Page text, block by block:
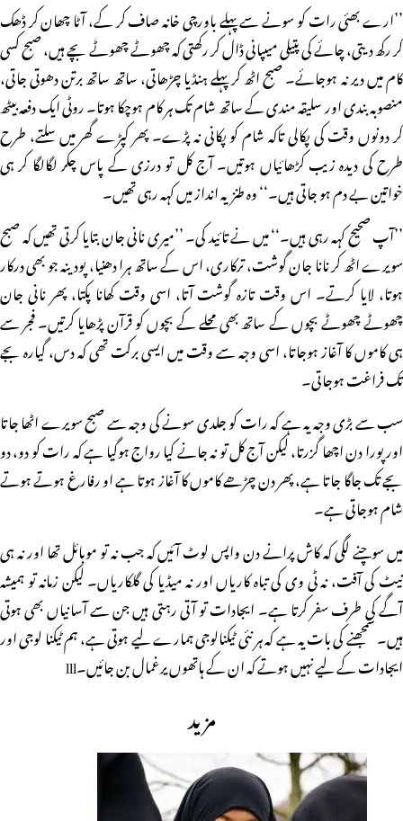
’’ارے بھئی رات کو سونے سے پہلے باورچی خانہ صاف کر کے، آٹا چھان کر ڈھک
کر رکھ دیتی، چائے کی پتیلی میںپانی ڈال کر رکھتی کہ چھوٹے چھوٹے بچے ہیں، صبح کسی
کام میں دیر نہ ہوجائے۔ صبح اٹھ کر پہلے ہنڈیا چڑھاتی، ساتھ ساتھ برتن دھوتی جاتی،
منصوبہ بندی اور سلیقہ مندی کے ساتھ شام تک ہر کام ہوچکا ہوتا۔ روٹی ایک دفعہ بیٹھ
کر دونوں وقت کی پکالی تاکہ شام کو پکانی نہ پڑے۔ پھر کپڑے گھر میں سلتے، طرح
طرح کی دیدہ زیب کڑھائیاں ہوتیں۔ آج کل تو درزی کے پاس چکر لگالگا کر ہی
خواتین بے دم ہو جاتی ہیں۔‘‘ وہ طنزیہ انداز میں کہہ رہی تھیں۔
’’آپ صحیح کہہ رہی ہیں۔‘‘ میں نے تائید کی۔ ’’میری نانی جان بتایا کرتی تھیں کہ صبح
سویرے اٹھ کر نانا جان گوشت، ترکاری، اس کے ساتھ ہرا دھنیا، پودینہ جو بھی درکار
ہوتا، لایا کرتے۔ اس وقت تازہ گوشت آتا، اسی وقت کھانا پکتا، پھر نانی جان
چھوٹے چھوٹے بچوں کے ساتھ بھی محلے کے بچوں کو قرآن پڑھایا کرتیں۔ فجر سے
ہی کاموں کا آغاز ہوجاتا، اسی وجہ سے وقت میں ایسی برکت تھی کہ دس، گیارہ بجے
تک فراغت ہوجاتی۔
سب سے بڑی وجہ یہ ہے کہ رات کو جلدی سونے کی وجہ سے صبح سویرے اٹھا جاتا
اور پورا دن اچھا گزرتا، لیکن آج کل تو نہ جانے کیا رواج ہوگیا ہے کہ رات کو دو، دو
بجے تک جاگا جاتا ہے، پھر دن چڑھے کاموں کا آغاز ہوتا ہے او رفارغ ہوتے ہوتے
شام ہوجاتی ہے۔
میں سوچنے لگی کہ کاش پرانے دن واپس لوٹ آئیں کہ جب نہ تو موبائل تھا اور نہ ہی
نیٹ کی آفت، نہ ٹی وی کی تباہ کاریاں اور نہ میڈیا کی گلکاریاں۔ لیکن زمانہ تو ہمیشہ
آگے کی طرف سفر کرتا ہے۔ ایجادات تو آتی رہتی ہیں جن سے آسانیاں بھی ہوتی
ہیں۔ سمجھنے کی بات یہ ہے کہ ہر نئی ٹیکنالوجی ہمارے لیے ہوتی ہے، ہم ٹیکنا لوجی اور
ایجادات کے لیے نہیں ہوتے کہ ان کے ہاتھوں یرغمال بن جائیں۔lll
مزید